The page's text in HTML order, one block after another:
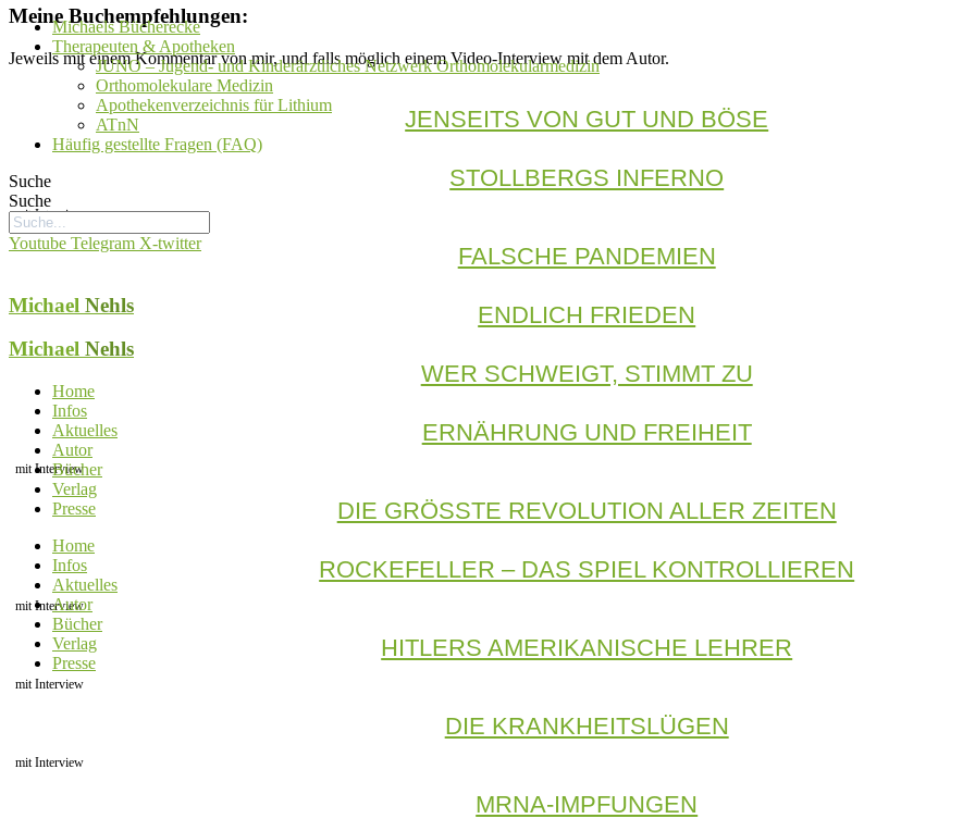
Michaels Bücherecke
Therapeuten & Apotheken
JUNO – Jugend- und Kinderärztliches Netzwerk Orthomolekularmedizin
Orthomolekulare Medizin
Apothekenverzeichnis für Lithium
ATnN
Häufig gestellte Fragen (FAQ)
Suche
Suche
Youtube Telegram X-twitter
Michael Nehls
Michael Nehls
Home
Infos
Aktuelles
Autor
Bücher
Verlag
Presse
Home
Infos
Aktuelles
Autor
Bücher
Verlag
Presse
Meine Buchempfehlungen:
Jeweils mit einem Kommentar von mir, und falls möglich einem Video-Interview mit dem Autor.
JENSEITS VON GUT UND BÖSE
STOLLBERGS INFERNO
mit Interview
FALSCHE PANDEMIEN
ENDLICH FRIEDEN
WER SCHWEIGT, STIMMT ZU
ERNÄHRUNG UND FREIHEIT
mit Interview
DIE GRÖSSTE REVOLUTION ALLER ZEITEN
ROCKEFELLER – DAS SPIEL KONTROLLIEREN
mit Interview
HITLERS AMERIKANISCHE LEHRER
mit Interview
DIE KRANKHEITSLÜGEN
mit Interview
MRNA-IMPFUNGEN​